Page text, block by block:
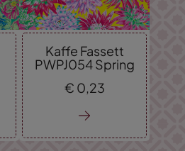
Kaffe Fassett
PWPJ054 Spring
€ 0, 23